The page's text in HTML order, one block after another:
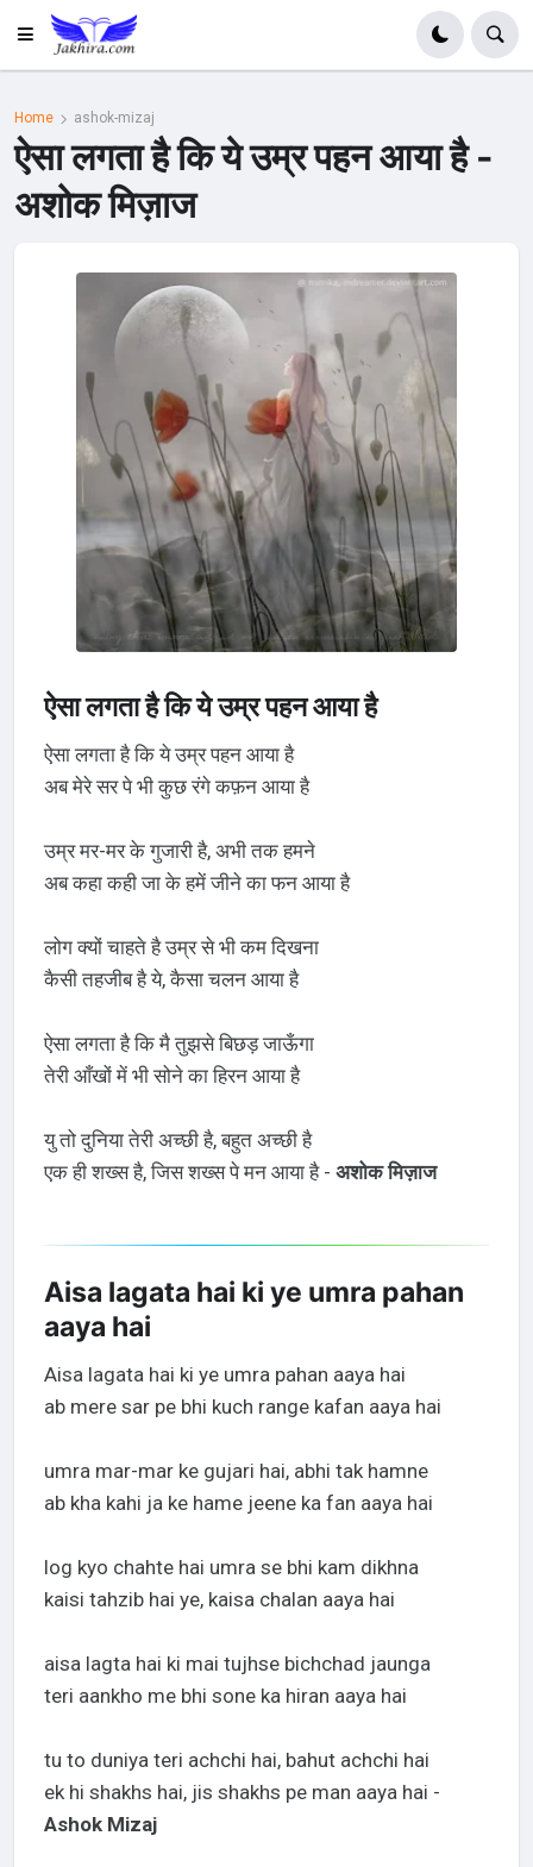
Home ashok-mizaj
ऐसा लगता है कि ये उम्र पहन आया है -
अशोक मिज़ाज
ऐसा लगता है कि ये उम्र पहन आया है
ऐसा लगता है कि ये उम्र पहन आया है
अब मेरे सर पे भी कुछ रंगे कफ़न आया है
उम्र मर-मर के गुजारी है, अभी तक हमने
अब कहा कही जा के हमें जीने का फन आया है
लोग क्यों चाहते है उम्र से भी कम दिखना
कैसी तहजीब है ये, कैसा चलन आया है
ऐसा लगता है कि मै तुझसे बिछड़ जाऊँगा
तेरी आँखों में भी सोने का हिरन आया है
यु तो दुनिया तेरी अच्छी है, बहुत अच्छी है
एक ही शख्स है, जिस शख्स पे मन आया है - अशोक मिज़ाज
Aisa lagata hai ki ye umra pahan
aaya hai
Aisa lagata hai ki ye umra pahan aaya hai
ab mere sar pe bhi kuch range kafan aaya hai
umra mar-mar ke gujari hai, abhi tak hamne
ab kha kahi ja ke hame jeene ka fan aaya hai
log kyo chahte hai umra se bhi kam dikhna
kaisi tahzib hai ye, kaisa chalan aaya hai
aisa lagta hai ki mai tujhse bichchad jaunga
teri aankho me bhi sone ka hiran aaya hai
tu to duniya teri achchi hai, bahut achchi hai
ek hi shakhs hai, jis shakhs pe man aaya hai -
Ashok Mizaj